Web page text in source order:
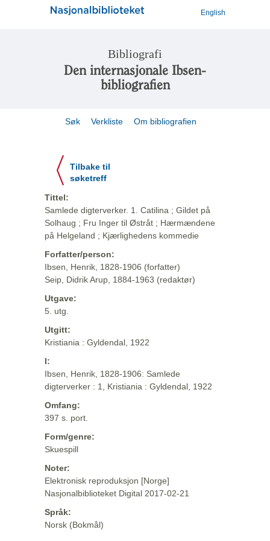
English
Bibliografi
Den internasjonale Ibsen-
bibliografien
Søk Verkliste Om bibliografien
Tilbake til
søketreff
Tittel:
Samlede digterverker. 1. Catilina ; Gildet på
Solhaug ; Fru Inger til Østråt ; Hærmændene
på Helgeland ; Kjærlighedens kommedie
Forfatter/person:
Ibsen, Henrik, 1828-1906 (forfatter)
Seip, Didrik Arup, 1884-1963 (redaktør)
Utgave:
5. utg.
Utgitt:
Kristiania : Gyldendal, 1922
I:
Ibsen, Henrik, 1828-1906: Samlede
digterverker : 1, Kristiania : Gyldendal, 1922
Omfang:
397 s. port.
Form/genre:
Skuespill
Noter:
Elektronisk reproduksjon [Norge]
Nasjonalbiblioteket Digital 2017-02-21
Språk:
Norsk (Bokmål)